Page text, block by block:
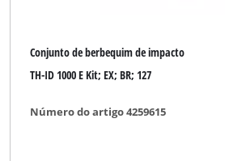
Conjunto de berbequim de impacto
TH-ID 1000 E Kit; EX; BR; 127
Número do artigo 4259615